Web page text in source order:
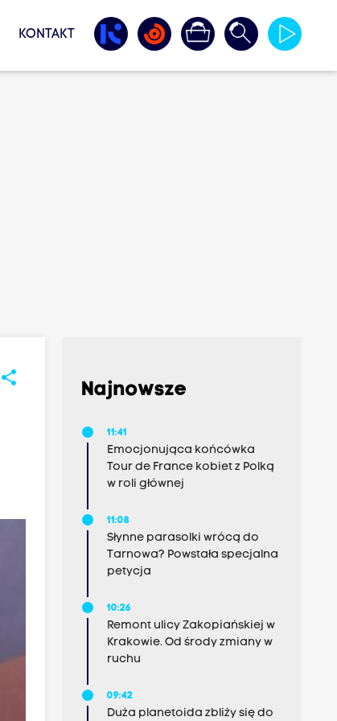
KONTAKT
share
Najnowsze
11:41
Emocjonująca końcówka
Tour de France kobiet z Polką
w roli głównej
11:08
Słynne parasolki wrócą do
Tarnowa? Powstała specjalna
petycja
10:26
Remont ulicy Zakopiańskiej w
Krakowie. Od środy zmiany w
ruchu
09:42
Duża planetoida zbliży się do